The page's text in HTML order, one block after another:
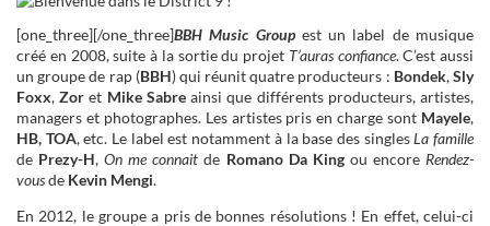
[one_three][/one_three]BBH Music Groupest un label de musique
créé en 2008, suite à la sortie du projet T’auras confiance. C’est aussi
un groupe de rap (BBH) qui réunit quatre producteurs : Bondek,Sly
Foxx,Zor et Mike Sabreainsi que différents producteurs, artistes,
managers et photographes. Les artistes pris en charge sont Mayele,
HB, TOA, etc. Le label est notamment à la base des singlesLa famille
de Prezy-H,On me connait de Romano Da Kingou encore Rendez-
vousde Kevin Mengi.
En 2012, le groupe a pris de bonnes résolutions ! En effet, celui-ci